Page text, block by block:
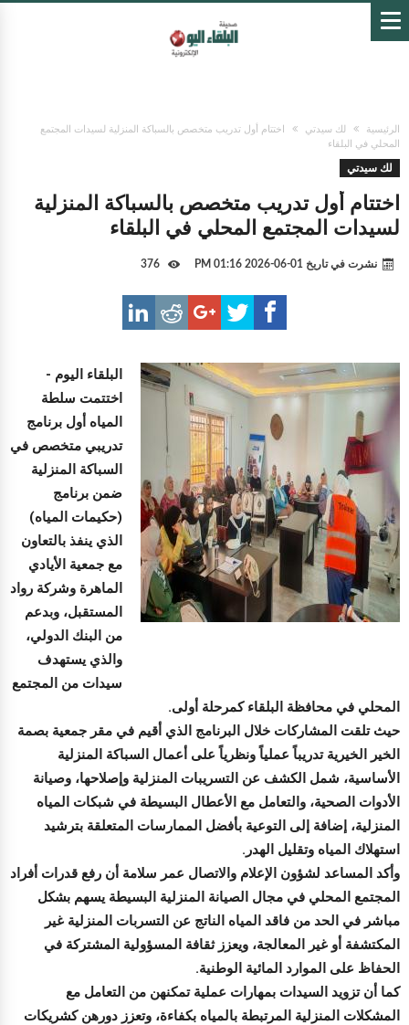
الرئيسية لك سيدتي
اختتام أول تدريب متخصص بالسباكة المنزلية لسيدات المجتمع
المحلي في البلقاء
لك سيدتي
اختتام أول تدريب متخصص بالسباكة المنزلية
لسيدات المجتمع المحلي في البلقاء
نشرت في تاريخ 01-06-2026 01:16 PM
البلقاء اليوم -
اختتمت سلطة
المياه أول برنامج
تدريبي متخصص في
السباكة المنزلية
ضمن برنامج
(حكيمات المياه)
الذي ينفذ بالتعاون
مع جمعية الأيادي
الماهرة وشركة رواد
المستقبل، وبدعم
من البنك الدولي،
والذي يستهدف
سيدات من المجتمع
المحلي في محافظة البلقاء كمرحلة أولى.
حيث تلقت المشاركات خلال البرنامج الذي أقيم في مقر جمعية بصمة
الخير الخيرية تدريباً عملياً ونظرياً على أعمال السباكة المنزلية
الأساسية، شمل الكشف عن التسريبات المنزلية وإصلاحها، وصيانة
الأدوات الصحية، والتعامل مع الأعطال البسيطة في شبكات المياه
المنزلية، إضافة إلى التوعية بأفضل الممارسات المتعلقة بترشيد
استهلاك المياه وتقليل الهدر.
وأكد المساعد لشؤون الإعلام والاتصال عمر سلامة أن رفع قدرات أفراد
المجتمع المحلي في مجال الصيانة المنزلية البسيطة يسهم بشكل
مباشر في الحد من فاقد المياه الناتج عن التسربات المنزلية غير
المكتشفة أو غير المعالجة، ويعزز ثقافة المسؤولية المشتركة في
الحفاظ على الموارد المائية الوطنية.
كما أن تزويد السيدات بمهارات عملية تمكنهن من التعامل مع
المشكلات المنزلية المرتبطة بالمياه بكفاءة، وتعزز دورهن كشريكات